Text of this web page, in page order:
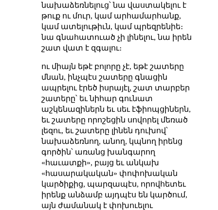
նախաձեռնելուց՝ նա վաստակելու է
թուք ու մուր, կամ արհամարհանք,
կամ ատելութիւն, կամ պրեզրենիե։
նա գնահատուած չի լինելու, նա իրեն
շատ վատ է զգալու։
ու միայն եթէ բոլորը չէ, եթէ շատերը
մնան, ինչպէս շատերը գնացին
ապրելու էրեծ իսրայէլ, շատ տարբեր
շատերը՝ եւ նիհար գունատ
աշկենազիներն եւ սեւ էֆիոպցիներն,
եւ շատերը որոշեցին սովորել մեռած
լեզու, եւ շատերը լինեն դուխով՝
նախաձեռնող, անող, կպնող իրենց
գործին՝ առանց խանգարող
«հաւատքի», բայց եւ անկախ
«հասարակական» փոփոխական
կարծիքից, պարզապէս, որովհետեւ
իրենք անձամբ այդպէս են կարծում,
այն ժամանակ է փոխուելու